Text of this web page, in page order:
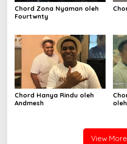
Chord Zona Nyaman oleh
Fourtwnty
Chord Hanya Rindu oleh
Andmesh
View More